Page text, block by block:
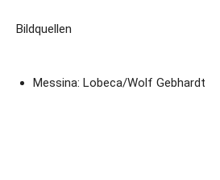
Bildquellen
Messina: Lobeca/Wolf Gebhardt